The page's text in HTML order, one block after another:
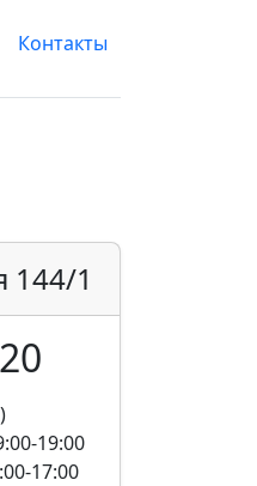
Контакты
144/1
19:00
17:00